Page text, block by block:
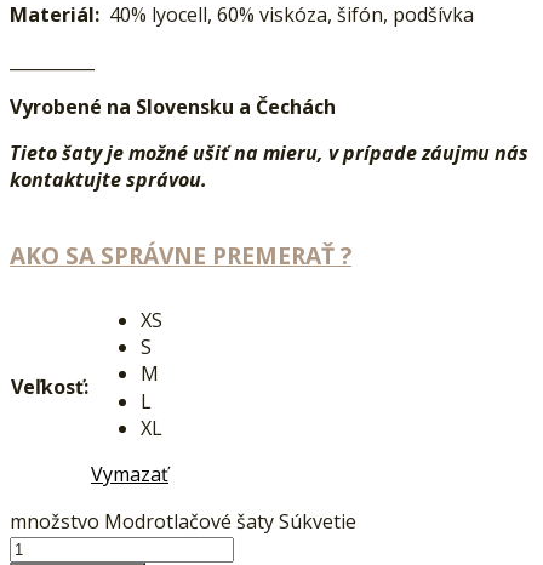
Materiál: 40% lyocell, 60% viskóza, šifón, podšívka
Vyrobené na Slovensku a Čechách
Tieto šaty je možné ušiť na mieru, v prípade záujmu nás
kontaktujte správou.
AKO SA SPRÁVNE PREMERAŤ ?
Veľkosť:
XS
S
M
L
XL
Vymazať
množstvo Modrotlačové šaty Súkvetie